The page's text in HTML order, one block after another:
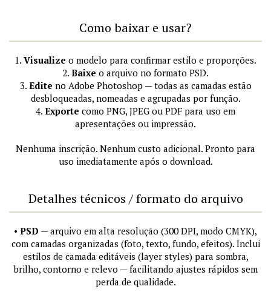
Como baixar e usar?
1. Visualize o modelo para confirmar estilo e proporções.
2. Baixe o arquivo no formato PSD.
3. Edite no Adobe Photoshop — todas as camadas estão
desbloqueadas, nomeadas e agrupadas por função.
4. Exporte como PNG, JPEG ou PDF para uso em
apresentações ou impressão.
Nenhuma inscrição. Nenhum custo adicional. Pronto para
uso imediatamente após o download.
Detalhes técnicos / formato do arquivo
• PSD — arquivo em alta resolução (300 DPI, modo CMYK),
com camadas organizadas (foto, texto, fundo, efeitos). Inclui
estilos de camada editáveis (layer styles) para sombra,
brilho, contorno e relevo — facilitando ajustes rápidos sem
perda de qualidade.